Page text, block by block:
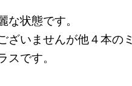
な状態です。
ざいませんが他４本の
スです。